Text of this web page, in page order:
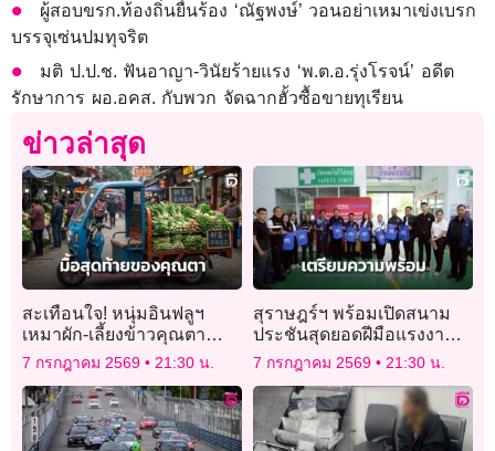
ผู้สอบขรก.ท้องถิ่นยื่นร้อง ‘ณัฐพงษ์’ วอนอย่าเหมาเข่งเบรก
บรรจุเซ่นปมทุจริต
มติ ป.ป.ช. ฟันอาญา-วินัยร้ายแรง ‘พ.ต.อ.รุ่งโรจน์’ อดีต
รักษาการ ผอ.อคส. กับพวก จัดฉากฮั้วซื้อขายทุเรียน
ข่าวล่าสุด
สะเทือนใจ! หนุ่มอินฟลูฯ
เหมาผัก-เลี้ยงข้าวคุณตา
ชาวนา ก่อนผู้เฒ่าประสบ
อุบัติเหตุเสียชีวิตตอนกลับ
บ้าน
7 กรกฎาคม 2569 21:30 น.
สุราษฎร์ฯ พร้อมเปิดสนาม
ประชันสุดยอดฝีมือแรงงาน!
สพร.11 ระดมทีมเทคนิค 16
จังหวัด วางระบบเข้ม
7 กรกฎาคม 2569 21:30 น.